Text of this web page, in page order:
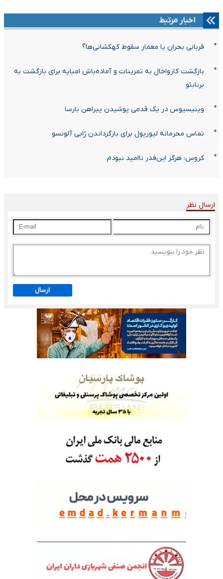
اخبار مرتبط
قربانی بحران یا معمار سقوط کهکشانی‌ها؟
بازگشت کارواخال به تمرینات و آماده‌باش امباپه برای بازگشت به
برنابئو
وینیسیوس در یک قدمی پوشیدن پیراهن بارسا
تماس محرمانه لیورپول برای بازگرداندن ژابی آلونسو
کروس: هرگز این‌قدر ناامید نبودم
ارسال نظر
ارسال